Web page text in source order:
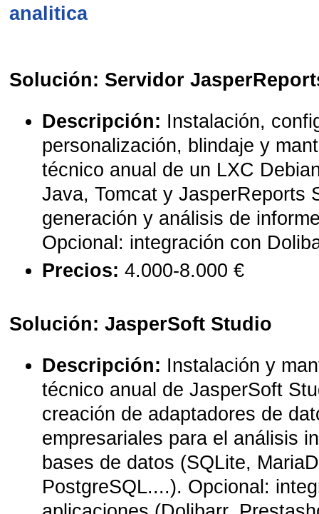
analitica
Solución: Servidor
Descripción: Instalación,
personalización, blindaje y
técnico anual de un LXC
Java, Tomcat y JasperReports
generación y análisis de
Opcional: integración con
Precios: 4.000-8.000 €
Solución: JasperSoft Studio
Descripción: Instalación y
técnico anual de JasperSoft
creación de adaptadores de
empresariales para el análisis
bases de datos (SQLite,
PostgreSQL....). Opcional: